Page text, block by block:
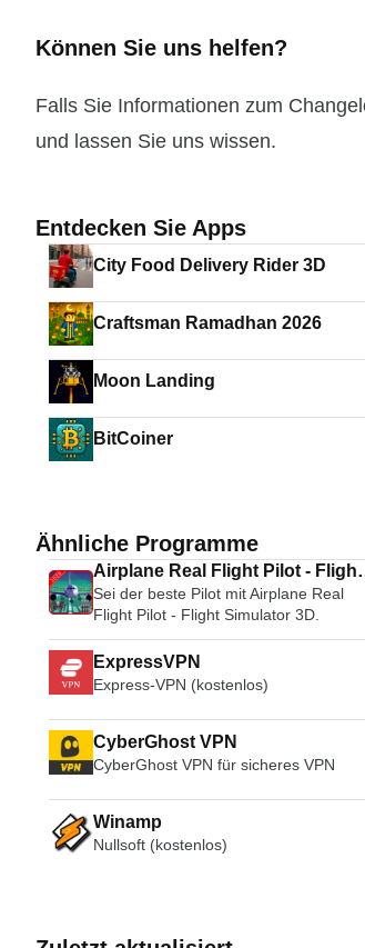
Können Sie uns helfen?
Falls Sie Informationen zum
und lassen Sie uns wissen.
Entdecken Sie Apps
City Food Delivery Rider 3D
Craftsman Ramadhan 2026
Moon Landing
BitCoiner
Ähnliche Programme
Airplane Real Flight Pilot - Flight
Simulator 3D
Sei der beste Pilot mit Airplane Real
Flight Pilot - Flight Simulator 3D.
ExpressVPN
Express-VPN (kostenlos)
CyberGhost VPN
CyberGhost VPN für sicheres VPN
Winamp
Nullsoft (kostenlos)